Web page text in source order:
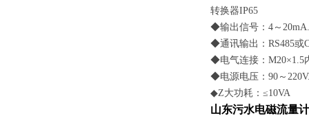
转换器IP65
◆输出信号：4～
◆通讯输出：RS485或
◆电气连接：M20×1.5
◆电源电压：90～
◆Z大功耗：≤10VA
山东污水电磁流量